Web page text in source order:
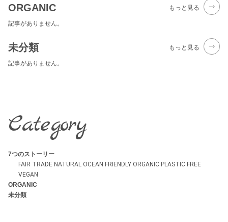
ORGANIC もっと見る
記事がありません。
未分類 もっと見る
記事がありません。
Category
7つのストーリー
FAIR TRADE NATURAL OCEAN FRIENDLY ORGANIC PLASTIC FREE
VEGAN
ORGANIC
未分類